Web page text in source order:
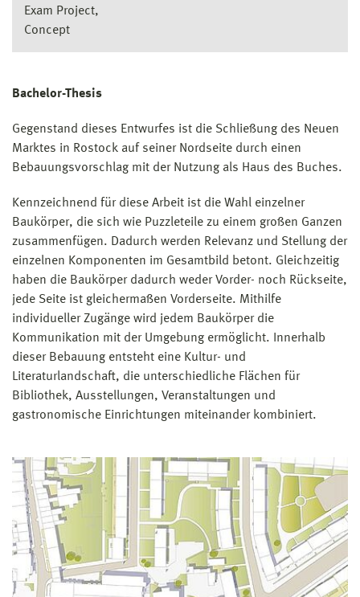
Exam Project
Concept
Bachelor-Thesis
Gegenstand dieses Entwurfes ist die Schließung des Neuen
Marktes in Rostock auf seiner Nordseite durch einen
Bebauungsvorschlag mit der Nutzung als Haus des Buches.
Kennzeichnend für diese Arbeit ist die Wahl einzelner
Baukörper, die sich wie Puzzleteile zu einem großen Ganzen
zusammenfügen. Dadurch werden Relevanz und Stellung der
einzelnen Komponenten im Gesamtbild betont. Gleichzeitig
haben die Baukörper dadurch weder Vorder- noch Rückseite,
jede Seite ist gleichermaßen Vorderseite. Mithilfe
individueller Zugänge wird jedem Baukörper die
Kommunikation mit der Umgebung ermöglicht. Innerhalb
dieser Bebauung entsteht eine Kultur- und
Literaturlandschaft, die unterschiedliche Flächen für
Bibliothek, Ausstellungen, Veranstaltungen und
gastronomische Einrichtungen miteinander kombiniert.